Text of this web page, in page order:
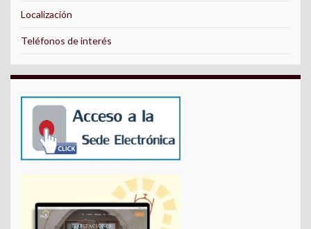
Localización
Teléfonos de interés